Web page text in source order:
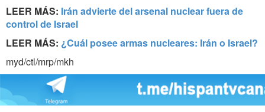
LEER MÁS: Irán advierte del arsenal nuclear fuera de
control de Israel
LEER MÁS: ¿Cuál posee armas nucleares: Irán o Israel?
myd/ctl/mrp/mkh